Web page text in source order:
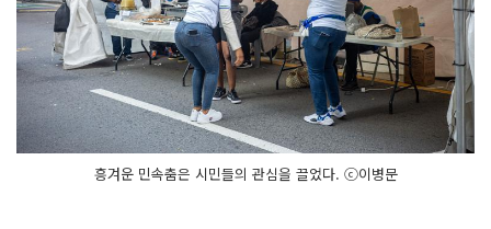
흥겨운 민속춤은 시민들의 관심을 끌었다. ⓒ이병문